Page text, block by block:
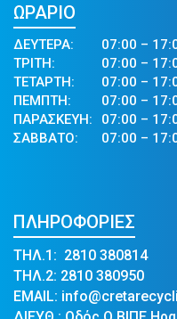
ΩΡΑΡΙΟ
ΔΕΥΤΕΡΑ:
ΤΡΙΤΗ:
ΤΕΤΑΡΤΗ:
ΠΕΜΠΤΗ:
ΠΑΡΑΣΚΕΥΗ:
ΣΑΒΒΑΤΟ:
07:00 –
07:00 –
07:00 –
07:00 –
07:00 –
07:00 –
ΠΛΗΡΟΦΟΡΙΕΣ
ΤΗΛ.1: 2810 380814
ΤΗΛ.2: 2810 380950
EMAIL: